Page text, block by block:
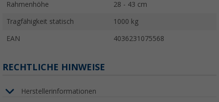
Rahmenhöhe 28 - 43 cm
Tragfähigkeit statisch 1000 kg
EAN 4036231075568
RECHTLICHE HINWEISE
Herstellerinformationen